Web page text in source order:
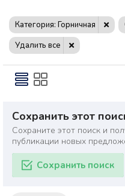
Категория: Горничная
Удалить все
Сохранить этот
Сохраните этот поиск и
публикации новых
Сохранить поиск